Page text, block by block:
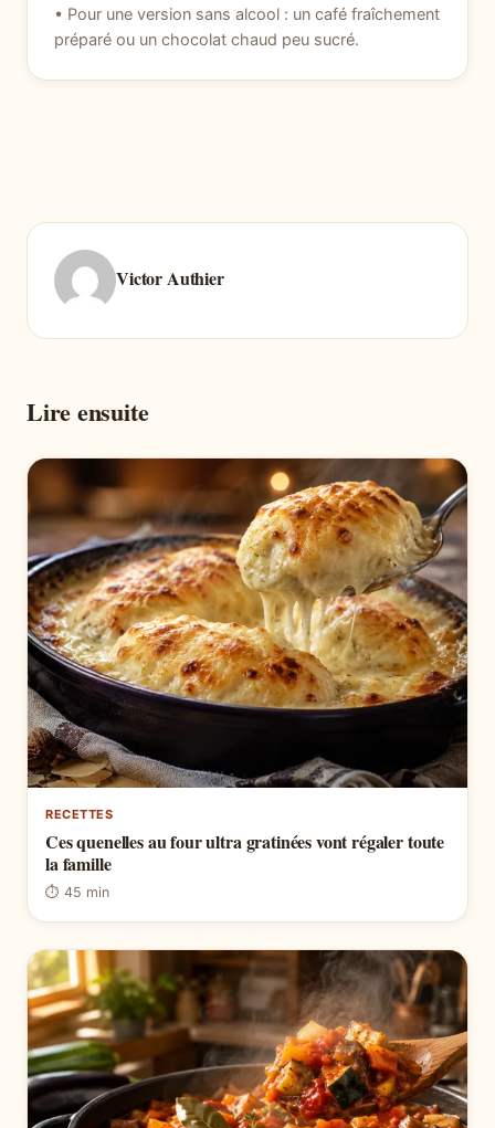
• Pour une version sans alcool : un café fraîchement
préparé ou un chocolat chaud peu sucré.
Victor Authier
Lire ensuite
RECETTES
Ces quenelles au four ultra gratinées vont régaler toute
la famille
⏱ 45 min